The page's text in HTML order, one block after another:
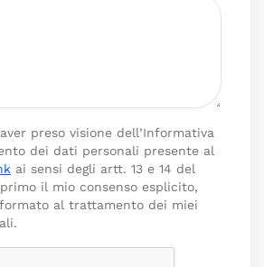
preso visione dell’Informativa
dei dati personali presente al
ai sensi degli artt. 13 e 14 del
il mio consenso esplicito,
al trattamento dei miei